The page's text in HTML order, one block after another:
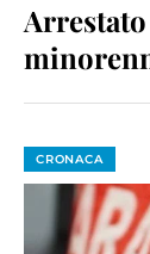
Arrestato
CRONACA